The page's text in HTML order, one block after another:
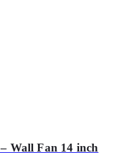
Wall Fan 14 inch